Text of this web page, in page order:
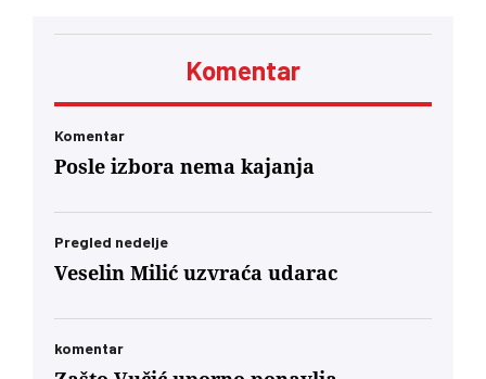
Komentar
Komentar
Posle izbora nema kajanja
Pregled nedelje
Veselin Milić uzvraća udarac
komentar